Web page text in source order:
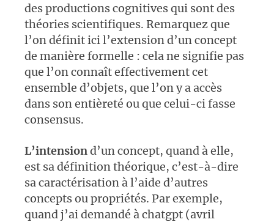
des productions cognitives qui sont des
théories scientifiques. Remarquez que
l’on définit ici l’extension d’un concept
de manière formelle : cela ne signifie pas
que l’on connaît effectivement cet
ensemble d’objets, que l’on y a accès
dans son entièreté ou que celui-ci fasse
consensus.
L’intensiond’un concept, quand à elle,
est sa définition théorique, c’est-à-dire
sa caractérisation à l’aide d’autres
concepts ou propriétés. Par exemple,
quand j’ai demandé à chatgpt (avril